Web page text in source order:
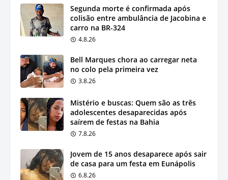
Segunda morte é confirmada após
colisão entre ambulância de Jacobina e
carro na BR-324
4.8.26
Bell Marques chora ao carregar neta
no colo pela primeira vez
3.8.26
Mistério e buscas: Quem são as três
adolescentes desaparecidas após
saírem de festas na Bahia
7.8.26
Jovem de 15 anos desaparece após sair
de casa para um festa em Eunápolis
6.8.26